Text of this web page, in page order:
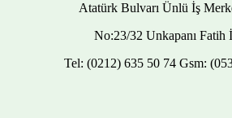
Atatürk Bulvarı Ünlü İş
No:23/32 Unkapanı Fatih
Tel: (0212) 635 50 74 Gsm: